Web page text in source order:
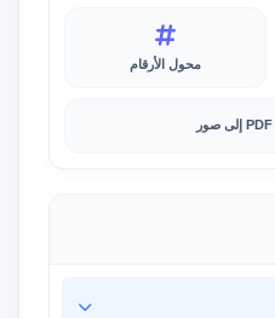
محول الأرقام